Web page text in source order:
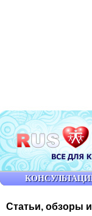
Статьи, обзоры